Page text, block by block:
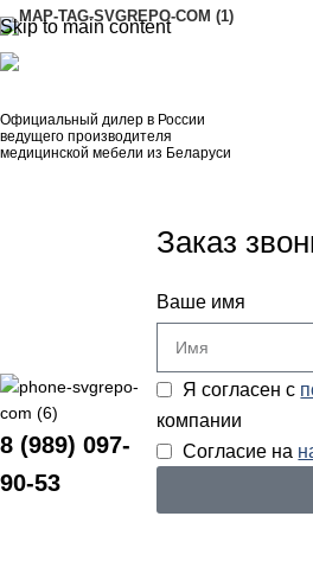
Skip to main content
Официальный дилер в России
ведущего производителя
медицинской мебели из Беларуси
8 (989) 097-
90-53
Заказ
Ваше имя
Я согласен с
компании
Согласие на